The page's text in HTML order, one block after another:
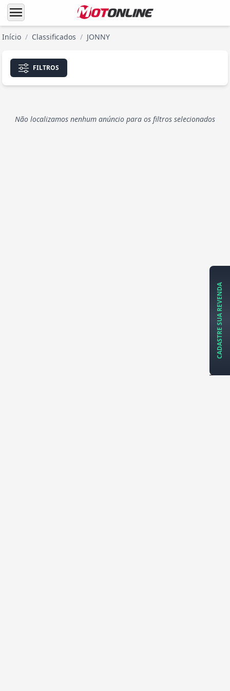
menu
Início / Classificados / JONNY
FILTROS
Não localizamos nenhum anúncio para os filtros selecionados
CADASTRE SUA REVENDA